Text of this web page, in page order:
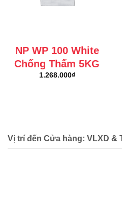
NP WP 100 White
Chống Thấm 5KG
1.268.000₫
Vị trí đến Cửa hàng: VLXD &